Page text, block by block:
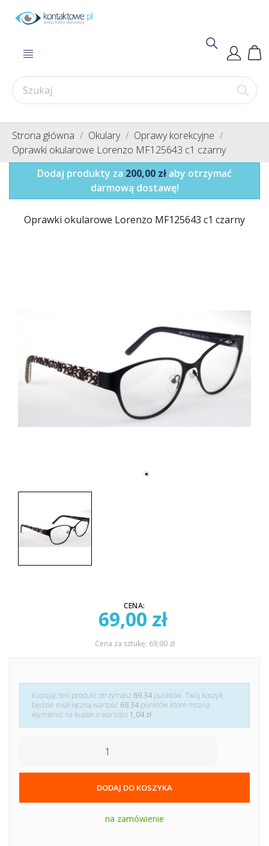
Strona główna Okulary
Oprawy korekcyjne
Oprawki okularowe Lorenzo MF125643 c1 czarny
Dodaj produkty za 200,00 zł aby otrzymać
darmową dostawę!
Oprawki okularowe Lorenzo MF125643 c1 czarny
CENA:
69,00 zł
Cena za sztukę: 69,00 zł
Kupując ten produkt otrzymasz 69.34 punktów. Twój koszyk
będzie miał łączną wartość 69.34 punktów które można
wymienić na kupon o wartości 1,04 zł.
DODAJ DO KOSZYKA
na zamówienie